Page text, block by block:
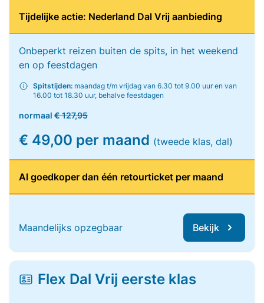
Tijdelijke actie: Nederland Dal Vrij aanbieding
Onbeperkt reizen buiten de spits, in het weekend
en op feestdagen
Spitstijden: maandag t/m vrijdag van 6.30 tot 9.00 uur en van
16.00 tot 18.30 uur, behalve feestdagen
normaal € 127,95
€ 49,00 per maand (tweede klas, dal)
Al goedkoper dan één retourticket per maand
Maandelijks opzegbaar Bekijk
Flex Dal Vrij eerste klas